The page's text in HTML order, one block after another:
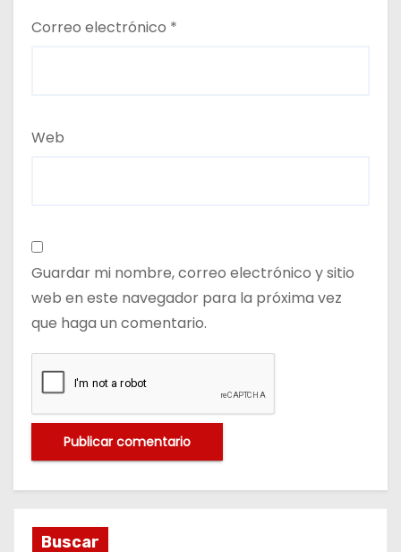
Correo electrónico *
Web
Guardar mi nombre, correo electrónico y sitio
web en este navegador para la próxima vez
que haga un comentario.
Buscar